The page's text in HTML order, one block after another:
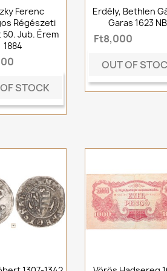
Ferenc
Régészeti
Jub. Érem
1884
STOCK
Erdély, Bethlen
Garas 1623 NB
Ft8,000
OUT OF